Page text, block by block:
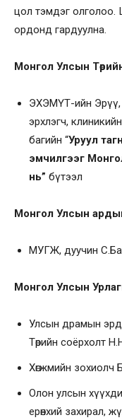
цол тэмдэг олголоо.
ордонд гардуулна.
Монгол Улсын
ЭХЭМҮТ-ийн Эрүү,
эрхлэгч,
багийн “Уруул
эмчилгээг
нь” бүтээл
Монгол Улсын
МУГЖ, дуучин
Монгол Улсын
Улсын драмын
Төрийн соёрхолт
Хөгжмийн зохиолч
Олон улсын
ерөнхий захирал,